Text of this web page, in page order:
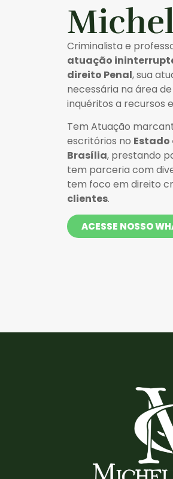
Criminalista e
atuação
direito Penal, sua
necessária na área
inquéritos a recursos
Tem Atuação
escritórios no Estado
Brasília, prestando
tem parceria com
tem foco em direito
clientes.
ACESSE NOSSO